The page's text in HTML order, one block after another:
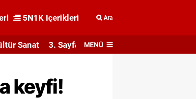
5N1K İçerikleri Ara
Sanat 3. Sayfa MENÜ
keyfi!